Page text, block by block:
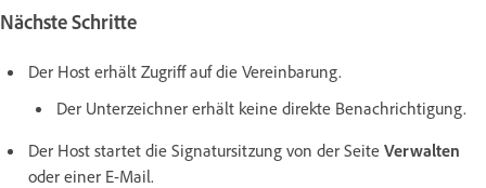
Nächste Schritte
Der Host erhält Zugriff auf die Vereinbarung.
Der Unterzeichner erhält keine direkte Benachrichtigung.
Der Host startet die Signatursitzung von der Seite Verwalten
oder einer E-Mail.